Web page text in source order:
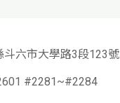
斗六市大學路3段123號
#2281~#2284